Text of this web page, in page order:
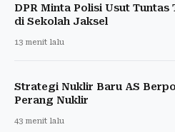
DPR Minta Polisi Usut Tuntas
di Sekolah Jaksel
13 menit lalu
Strategi Nuklir Baru AS
Perang Nuklir
43 menit lalu